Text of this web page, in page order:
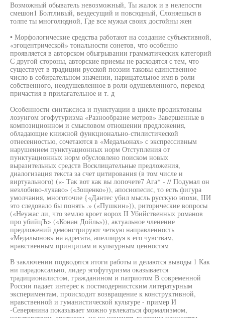
Возможный обыватель невозможный, Ты жалок и в нелепости
смешон1 Болтливый, вездесущий и повсюдный, Слоняешься в
толпе ты многолюдной, Где все мужья своих достойны жен
• Морфологические средства работают на создание субъективной,
«эгоцентрической» тональности сонетов, что особенно
проявляется в авторском обыгрывании грамматических категорий
С другой стороны, авторские приемы не расходятся с тем, что
существует в традиции русской поэзии таковы единственное
число в собирательном значении, нарицательное имя в роли
собственного, неодушевленное в роли одушевленного, переход
причастия в прилагательное и т. д
Особенности синтаксиса и пунктуации в цикле продиктованы
лозунгом эгофутуризма «Разнообразие метров» Завершенные в
композиционном и смысловом отношении предложения,
обладающие книжной функционально-стилистической
отнесенностью, сочетаются в «Медальонах» с экспрессивным
нарушением пунктуационных норм Отступления от
пунктуационных норм обусловлено поиском новых
выразительных средств Восклицательные предложения,
диалогизация текста за счет цитирования (в том числе и
виртуального) («- Так вот как вы лопочете7 Ага* - // Подумал он
незлобиво-лукаво» («Зощенко»)), апосиопесис, то есть фигура
умолчания, многоточие {«Дантес убил мысль русскую эпохи, IIИ
это следовало бы понять .» («Пушкин»)), риторические вопросы
(«Неужас ли, что землю кроет ворох II Убийственных романов
про убийцЪ> («Конан Дойль»)), актуальное членение
предложений демонстрируют четкую направленность
«Медальонов» на адресата, апеллируя к его чувствам,
нравственным принципам и культурным ценностям
В заключении подводятся итоги работы и делаются выводы 1 Как
ни парадоксально, лидер эгофутуризма оказывается
традиционалистом, гражданином и патриотом В современной
России падает интерес к постмодернистским литературным
экспериментам, происходит возвращение к конструктивной,
нравственной и гуманистической культуре - пример И
-Северянина показывает можно увлекаться формализмом,